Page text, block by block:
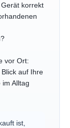
korrekt
vor Ort:
auf Ihre
Alltag
ist,